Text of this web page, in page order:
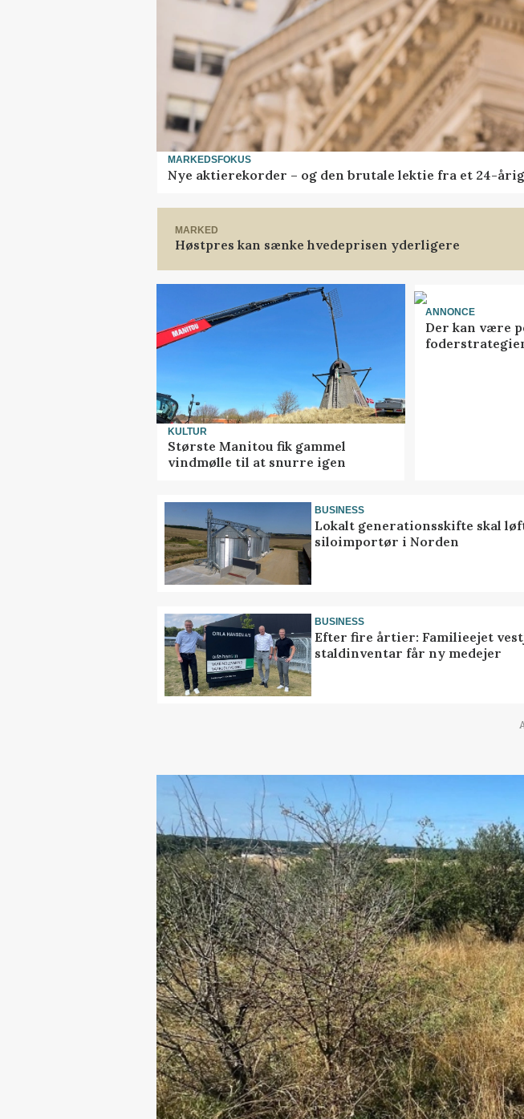
MARKEDSFOKUS
Nye aktierekorder – og den brutale lektie fra et 24-
MARKED
Høstpres kan sænke hvedeprisen yderligere
KULTUR
Største Manitou fik gammel
vindmølle til at snurre igen
ANNONCE
Der kan være
BUSINESS
Lokalt generationsskifte skal
siloimportør i Norden
BUSINESS
Efter fire årtier: Familieejet
staldinventar får ny medejer